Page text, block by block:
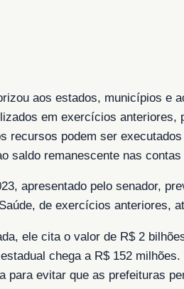
aos estados, municípios e
em exercícios anteriores,
recursos podem ser
saldo remanescente nas
apresentado pelo senador,
de exercícios anteriores,
ele cita o valor de R$ 2
chega a R$ 152
para evitar que as prefeituras